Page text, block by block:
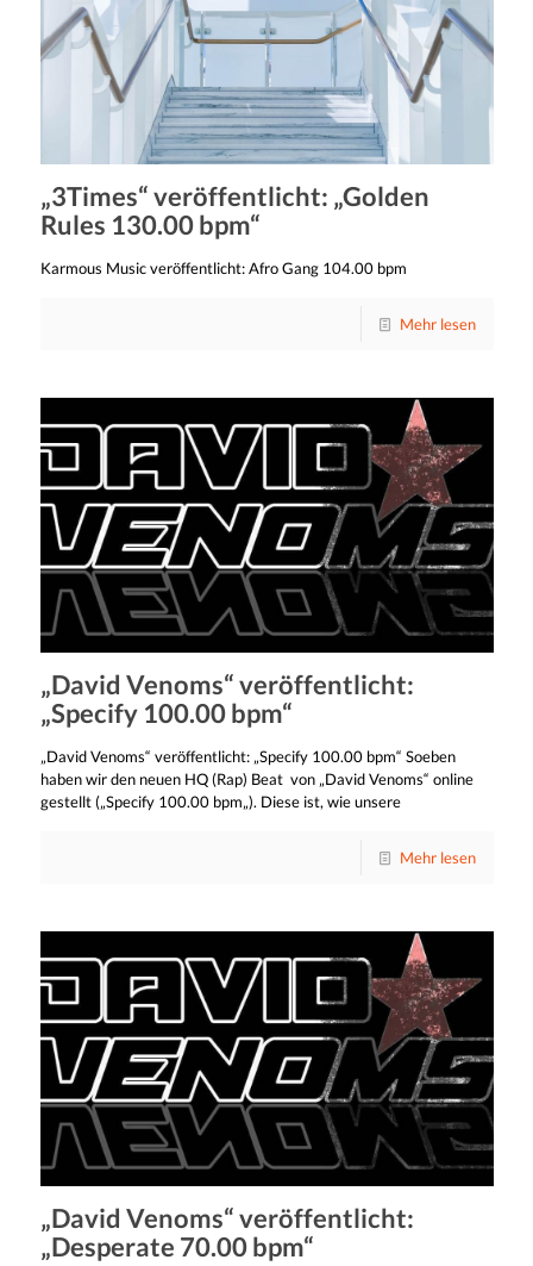
„3Times“ veröffentlicht: „Golden
Rules 130.00 bpm“
Karmous Music veröffentlicht: Afro Gang 104.00 bpm
Mehr lesen
„David Venoms“ veröffentlicht:
„Specify 100.00 bpm“
„David Venoms“ veröffentlicht: „Specify 100.00 bpm“ Soeben
haben wir den neuen HQ (Rap) Beat von „David Venoms“ online
gestellt („Specify 100.00 bpm„). Diese ist, wie unsere
Mehr lesen
„David Venoms“ veröffentlicht:
„Desperate 70.00 bpm“